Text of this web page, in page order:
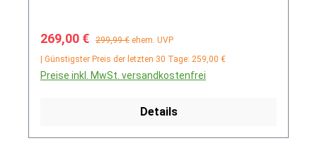
Verkaufspreis:
269,00 € Regulärer Preis:
299,99 € ehem. UVP
| Günstigster Preis der letzten 30 Tage: 259,00 €
Preise inkl. MwSt. versandkostenfrei
Details